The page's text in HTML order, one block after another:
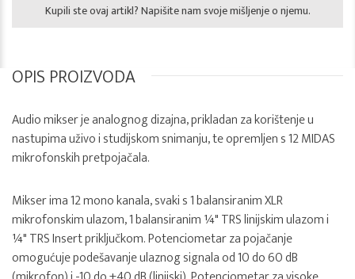
Kupili ste ovaj artikl? Napišite nam svoje mišljenje o njemu.
OPIS PROIZVODA
Audio mikser je analognog dizajna, prikladan za korištenje u
nastupima uživo i studijskom snimanju, te opremljen s 12 MIDAS
mikrofonskih pretpojačala.
Mikser ima 12 mono kanala, svaki s 1 balansiranim XLR
mikrofonskim ulazom, 1 balansiranim ¼" TRS linijskim ulazom i
¼" TRS Insert priključkom. Potenciometar za pojačanje
omogućuje podešavanje ulaznog signala od 10 do 60 dB